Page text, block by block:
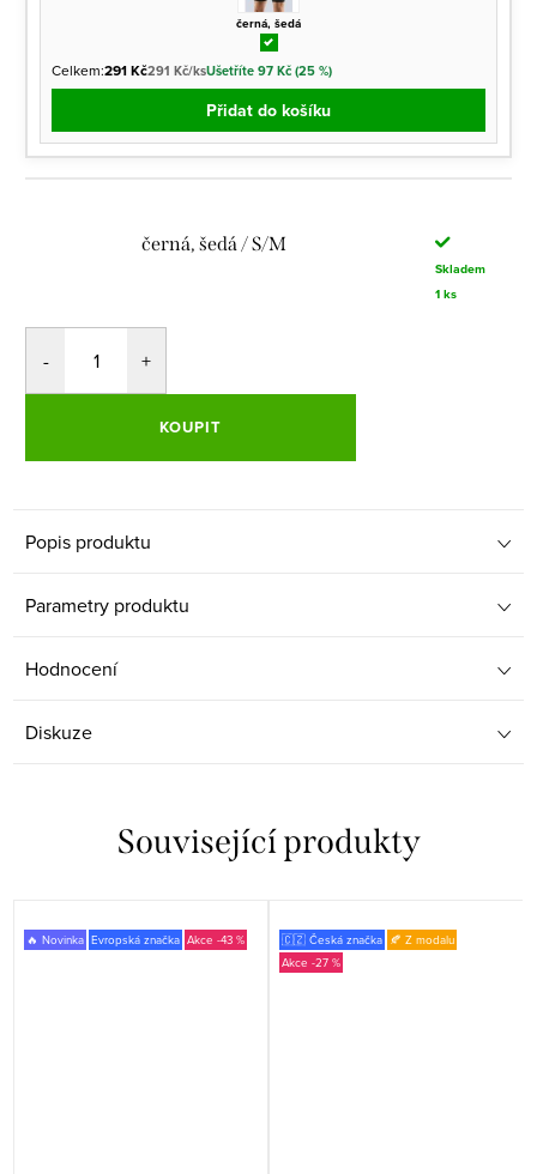
černá, šedá
Celkem:291 Kč291 Kč/ksUšetříte 97 Kč (25 %)
Přidat do košíku
černá, šedá / S/M
Skladem
1 ks
KOUPIT
Popis produktu
Parametry produktu
Hodnocení
Diskuze
Související produkty
🔥 Novinka Evropská značka -43 % 🇨🇿 Česká značka 🍂 Z modalu
-27 %